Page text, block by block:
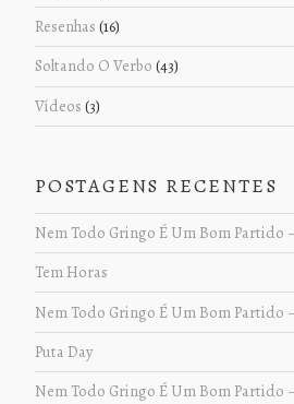
Resenhas (16)
Soltando O Verbo (43)
Vídeos (3)
POSTAGENS RECENTES
Nem Todo Gringo É Um Bom Partido
Tem Horas
Nem Todo Gringo É Um Bom Partido
Puta Day
Nem Todo Gringo É Um Bom Partido